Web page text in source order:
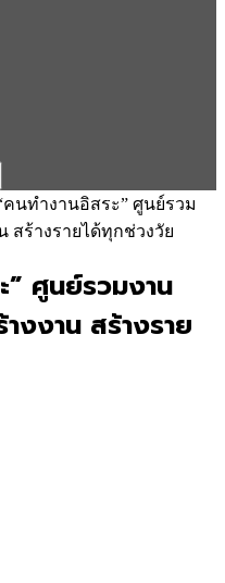
คนทำงานอิสระ” ศูนย์รวม
สร้างรายได้ทุกช่วงวัย
” ศูนย์รวมงาน
งงาน สร้างราย